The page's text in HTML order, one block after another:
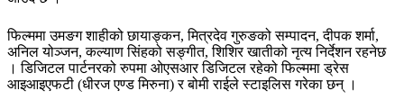
फिल्ममा उमङग शाहीको छायाङ्कन, मित्रदेव गुरुङको सम्पादन, दीपक शर्मा,
अनिल योञ्जन, कल्याण सिंहको सङ्गीत, शिशिर खातीको नृत्य निर्देशन रहनेछ
। डिजिटल पार्टनरको रुपमा ओएसआर डिजिटल रहेको फिल्ममा ड्रेस
आइआइएफटी (धीरज एण्ड मिरुना) र बोमी राईले स्टाइलिस गरेका छन् ।